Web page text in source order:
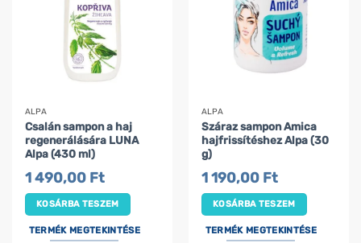
ALPA
Csalán sampon a haj
regenerálására LUNA
Alpa (430 ml)
1 490,00 Ft
KOSÁRBA TESZEM
TERMÉK MEGTEKINTÉSE
ALPA
Száraz sampon Amica
hajfrissítéshez Alpa (30
g)
1 190,00 Ft
KOSÁRBA TESZEM
TERMÉK MEGTEKINTÉSE